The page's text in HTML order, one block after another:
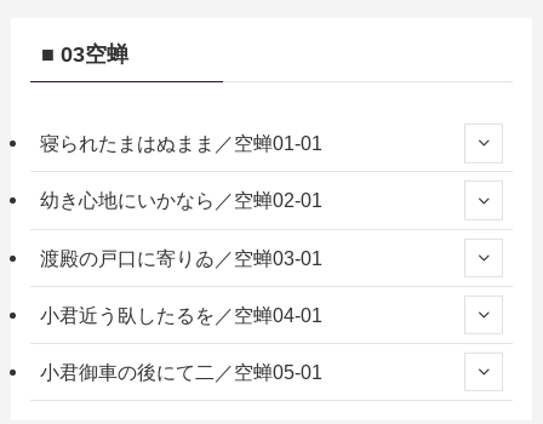
■ 03空蝉
寝られたまはぬまま／空蝉01-01
幼き心地にいかなら／空蝉02-01
渡殿の戸口に寄りゐ／空蝉03-01
小君近う臥したるを／空蝉04-01
小君御車の後にて二／空蝉05-01